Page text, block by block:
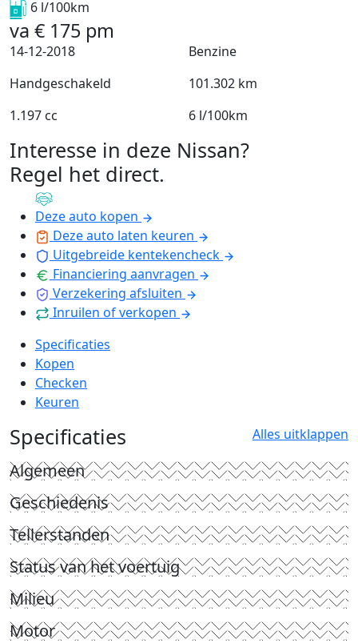
6 l/100km
va € 175 pm
14-12-2018
Benzine
Handgeschakeld
101.302 km
1.197 cc
6 l/100km
Interesse in deze Nissan?
Regel het direct.
Deze auto kopen
Deze auto laten keuren
Uitgebreide kentekencheck
Financiering aanvragen
Verzekering afsluiten
Inruilen of verkopen
Specificaties
Kopen
Checken
Keuren
Specificaties Alles uitklappen
Algemeen
Geschiedenis
Tellerstanden
Status van het voertuig
Milieu
Motor